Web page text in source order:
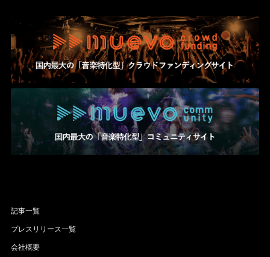
記事一覧
プレスリリース一覧
会社概要